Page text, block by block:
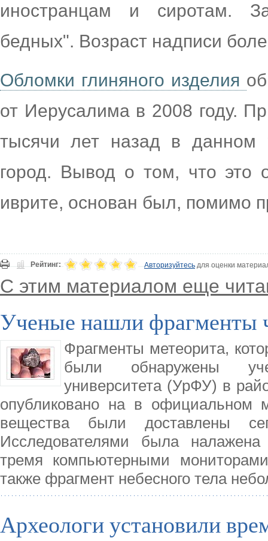
иностранцам и сиротам.
бедных". Возраст надписи
Обломки глиняного изделия
от Иерусалима в 2008 году.
тысячи лет назад в данном
город. Вывод о том, что это
иврите, основан был, помимо
Рейтинг: Авторизуйтесьдля оценки
С этим материалом еще
Ученые нашли фрагменты
Фрагменты метеорита,
были обнаружены
университета (УрФУ) в
опубликовано на в официальном
вещества были доставлены
Исследователями была
тремя компьютерными
также фрагмент небесного тела
Археологи установили